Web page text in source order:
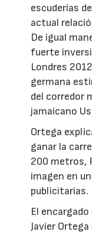
escuderías
actual
De igual
fuerte
Londres
germana
del corredor
jamaicano
Ortega
ganar la
200 metros,
imagen en
publicitarias.
El
Javier